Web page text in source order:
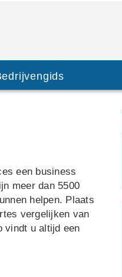
een business
meer dan 5500
helpen. Plaats
vergelijken van
vindt u altijd een